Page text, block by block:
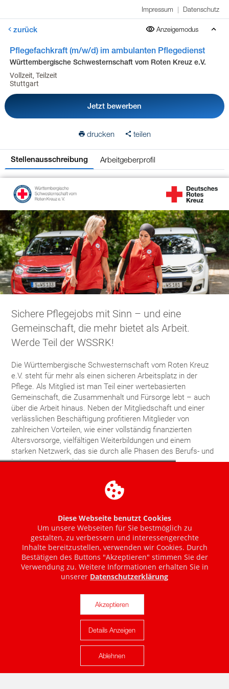
Impressum | Datenschutz
zurück Anzeigemodus
Pflegefachkraft (m/w/d) im ambulanten Pflegedienst
Württembergische Schwesternschaft vom Roten Kreuz e.V.
Vollzeit, Teilzeit
Stuttgart
Jetzt bewerben
drucken teilen
Stellenausschreibung Arbeitgeberprofil
Karte anzeigen
Diese Webseite benutzt Cookies
Um unsere Webseiten für Sie bestmöglich zu
gestalten, zu verbessern und interessengerechte
Inhalte bereitzustellen, verwenden wir Cookies. Durch
Bestätigen des Buttons "Akzeptieren" stimmen Sie der
Verwendung zu. Weitere Informationen erhalten Sie in
unserer Datenschutzerklärung
Akzeptieren
Details Anzeigen
Ablehnen